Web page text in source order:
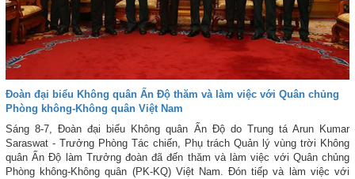
Đoàn đại biểu Không quân Ấn Độ thăm và làm việc với Quân chủng
Phòng không-Không quân Việt Nam
Sáng 8-7, Đoàn đại biểu Không quân Ấn Độ do Trung tá Arun Kumar
Saraswat - Trưởng Phòng Tác chiến, Phụ trách Quản lý vùng trời Không
quân Ấn Độ làm Trưởng đoàn đã đến thăm và làm việc với Quân chủng
Phòng không-Không quân (PK-KQ) Việt Nam. Đón tiếp và làm việc với